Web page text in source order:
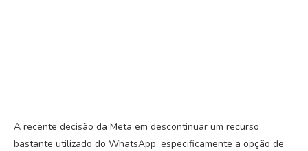
A recente decisão da Meta em descontinuar um recurso
bastante utilizado do WhatsApp, especificamente a opção de